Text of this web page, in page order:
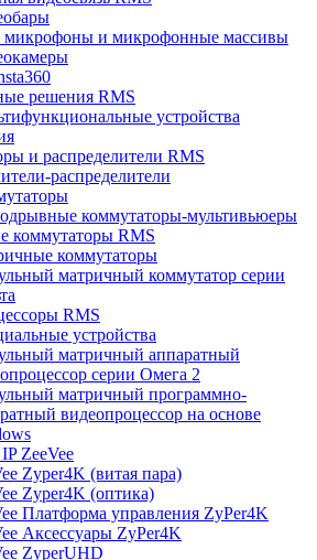
микрофоны и микрофонные массивы
решения RMS
устройства
и распределители RMS
распределители
коммутаторы-мультивьюеры
коммутаторы RMS
коммутаторы
матричный коммутатор серии
RMS
устройства
матричный аппаратный
серии Омега 2
матричный программно-
видеопроцессор на основе
ZeeVee
Zyper4K (витая пара)
Zyper4K (оптика)
Платформа управления ZyPer4K
Аксессуары ZyPer4K
ZyperUHD